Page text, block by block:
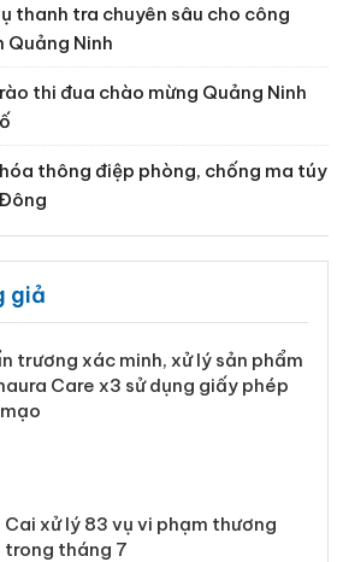
thanh tra chuyên sâu cho công
Quảng Ninh
thi đua chào mừng Quảng Ninh
thông điệp phòng, chống ma túy
giả
trương xác minh, xử lý sản phẩm
Care x3 sử dụng giấy phép
Cai xử lý 83 vụ vi phạm thương
trong tháng 7